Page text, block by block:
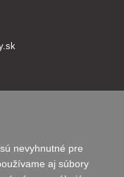
nevyhnutné pre
aj súbory